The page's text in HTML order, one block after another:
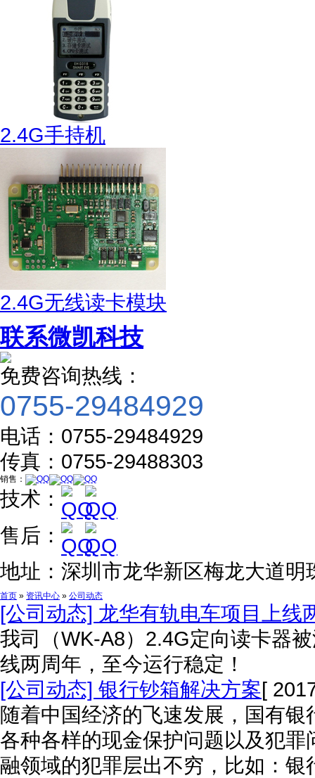
2.4G手持机
2.4G无线读卡模块
联系微凯科技
免费咨询热线：
0755-29484929
电话： 0755-29484929
传真： 0755-29488303
销售：
技术：
售后：
地址： 深圳市龙华新区梅龙大道明
首页 » 资讯中心 » 公司动态
[公司动态] 龙华有轨电车项目上线
我司（WK-A8）2.4G定向读卡器
线两周年，至今运行稳定！
[公司动态] 银行钞箱解决方案[
随着中国经济的飞速发展，国有
各种各样的现金保护问题以及犯
融领域的犯罪层出不穷，比如：